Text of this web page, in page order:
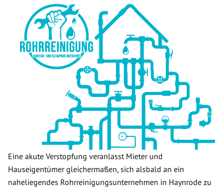
Eine akute Verstopfung veranlasst Mieter und
Hauseigentümer gleichermaßen, sich alsbald an ein
naheliegendes Rohrreinigungsunternehmen in Haynrode zu